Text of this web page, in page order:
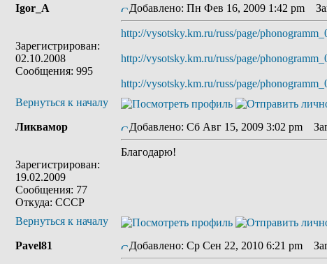
Igor_A
Зарегистрирован:
02.10.2008
Сообщения: 995
Добавлено: Пн Фев 16, 2009 1:42 pm
http://vysotsky.km.ru/russ/page/
http://vysotsky.km.ru/russ/page/
http://vysotsky.km.ru/russ/page/
Вернуться к началу
Ликвамор
Зарегистрирован:
19.02.2009
Сообщения: 77
Откуда: СССР
Добавлено: Сб Авг 15, 2009 3:02 pm
Благодарю!
Вернуться к началу
Pavel81 Добавлено: Ср Сен 22, 2010 6:21 pm